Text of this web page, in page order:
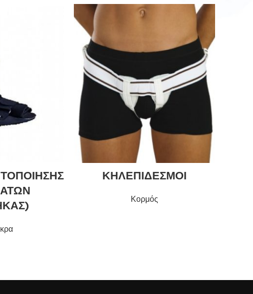
ΚΗΛΕΠΙΔΕΣΜΟΙ
Κορμός